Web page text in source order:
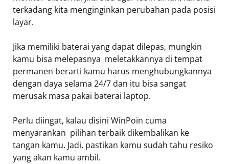
terkadang kita menginginkan perubahan pada posisi
layar.
Jika memiliki baterai yang dapat dilepas, mungkin
kamu bisa melepasnya  meletakkannya di tempat
permanen berarti kamu harus menghubungkannya
dengan daya selama 24/7 dan itu bisa sangat
merusak masa pakai baterai laptop.
Perlu diingat, kalau disini WinPoin cuma
menyarankan  pilihan terbaik dikembalikan ke
tangan kamu. Jadi, pastikan kamu sudah tahu resiko
yang akan kamu ambil.